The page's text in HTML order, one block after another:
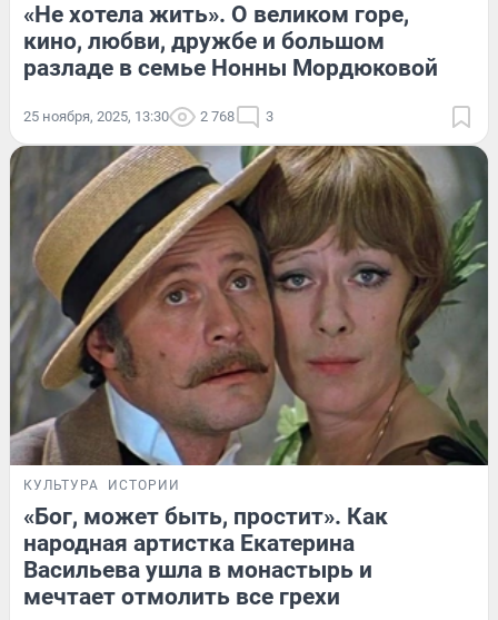
«Не хотела жить». О великом горе,
кино, любви, дружбе и большом
разладе в семье Нонны Мордюковой
25 ноября, 2025, 13:30 2 768 3
КУЛЬТУРА ИСТОРИИ
«Бог, может быть, простит». Как
народная артистка Екатерина
Васильева ушла в монастырь и
мечтает отмолить все грехи